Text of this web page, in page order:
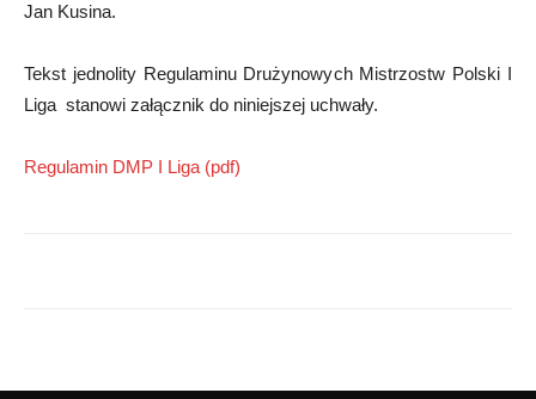
Jan Kusina.
Tekst jednolity Regulaminu Drużynowych Mistrzostw Polski I
Liga stanowi załącznik do niniejszej uchwały.
Regulamin DMP I Liga (pdf)